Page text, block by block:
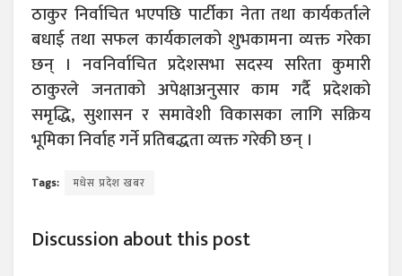
ठाकुर निर्वाचित भएपछि पार्टीका नेता तथा कार्यकर्ताले
बधाई तथा सफल कार्यकालको शुभकामना व्यक्त गरेका
छन् । नवनिर्वाचित प्रदेशसभा सदस्य सरिता कुमारी
ठाकुरले जनताको अपेक्षाअनुसार काम गर्दै प्रदेशको
समृद्धि, सुशासन र समावेशी विकासका लागि सक्रिय
भूमिका निर्वाह गर्ने प्रतिबद्धता व्यक्त गरेकी छन् ।
Tags: मधेस प्रदेश खबर
Discussion about this post